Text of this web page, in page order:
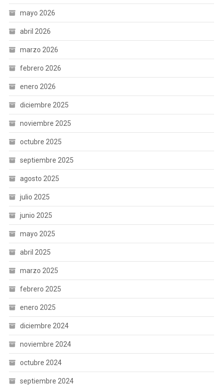
mayo 2026
abril 2026
marzo 2026
febrero 2026
enero 2026
diciembre 2025
noviembre 2025
octubre 2025
septiembre 2025
agosto 2025
julio 2025
junio 2025
mayo 2025
abril 2025
marzo 2025
febrero 2025
enero 2025
diciembre 2024
noviembre 2024
octubre 2024
septiembre 2024